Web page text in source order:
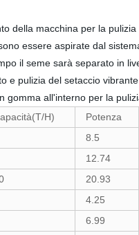
della macchina per la
essere aspirate dal
il seme sarà separato in
e pulizia del setaccio
gomma all'interno per la
H) Potenza
8.5
12.74
20.93
4.25
6.99